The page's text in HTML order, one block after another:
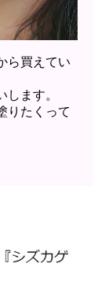
ら買えてい
ます。
りたくって